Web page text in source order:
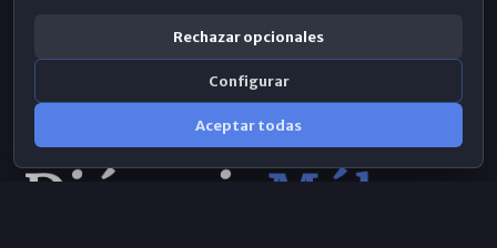
Rechazar opcionales
Configurar
Aceptar todas